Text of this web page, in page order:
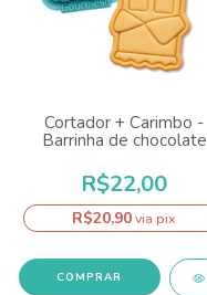
Cortador + Carimbo -
Barrinha de chocolate
R$22,00
R$20,90via pix